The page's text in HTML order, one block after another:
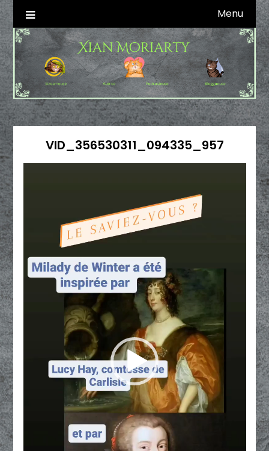
Skip
to
content
Xian Moriarty
Autrice SFFF & Blogueuse & Streameuse Menu
VID_356530311_094335_957